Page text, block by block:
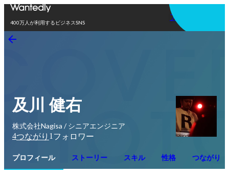
400万人が利用するビジネスSNS
アプリを使う
及川 健右
株式会社Nagisa / シニアエンジニア
4つながり 1 フォロワー
プロフィール ストーリー スキル 性格 つながり